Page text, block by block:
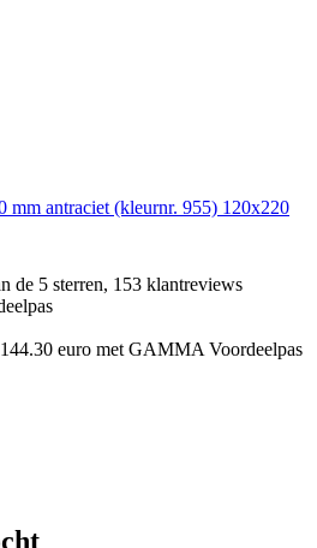
antraciet (kleurnr. 955) 120x220
de 5 sterren, 153 klantreviews
euro met GAMMA Voordeelpas